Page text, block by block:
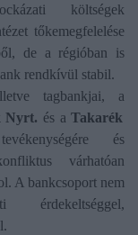
költségek
tőkemegfelelése
de a régióban is
rendkívül stabil.
tagbankjai, a
Nyrt. és aTakarék
és
várhatóan
A bankcsoport nem
érdekeltséggel,